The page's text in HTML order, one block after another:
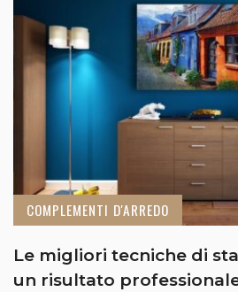
COMPLEMENTI D'ARREDO
Le migliori tecniche di
un risultato